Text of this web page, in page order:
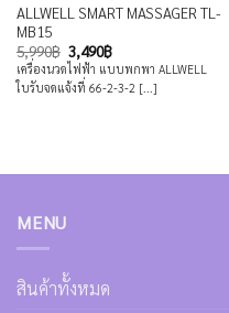
ALLWELL SMART MASSAGER TL-
MB15
5,990฿ Original
price
was:
5,990฿.
3,490฿Current
price
is:
3,490฿.
เครื่องนวดไฟฟ้า แบบพกพา ALLWELL
ใบรับจดแจ้งที่ 66-2-3-2 [...]
MENU
สินค้าทั้งหมด